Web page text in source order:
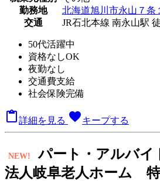
勤務地
北海道旭川市永山７条
交通
JR石北本線 南永山駅
50代活躍中
資格なしOK
夜勤なし
交通費支給
社会保険完備
詳細を見る favoriteキープする
NEW! パート ・アルバイ
法人岐阜老人ホーム